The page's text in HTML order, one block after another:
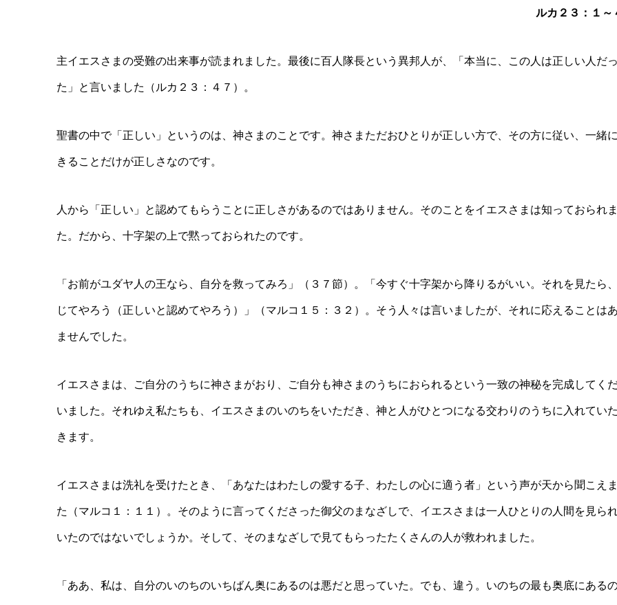
ルカ２３：１～
主イエスさまの受難の出来事が読まれました。最後に百人隊長という異邦人が、「本当に、この人は正しい人だっ
た」と言いました（ルカ２３：４７）。
聖書の中で「正しい」というのは、神さまのことです。神さまただおひとりが正しい方で、その方に従い、一緒
きることだけが正しさなのです。
人から「正しい」と認めてもらうことに正しさがあるのではありません。そのことをイエスさまは知っておられ
た。だから、十字架の上で黙っておられたのです。
「お前がユダヤ人の王なら、自分を救ってみろ」（３７節）。「今すぐ十字架から降りるがいい。それを見たら
じてやろう（正しいと認めてやろう）」（マルコ１５：３２）。そう人々は言いましたが、それに応えることは
ませんでした。
イエスさまは、ご自分のうちに神さまがおり、ご自分も神さまのうちにおられるという一致の神秘を完成してく
いました。それゆえ私たちも、イエスさまのいのちをいただき、神と人がひとつになる交わりのうちに入れてい
きます。
イエスさまは洗礼を受けたとき、「あなたはわたしの愛する子、わたしの心に適う者」という声が天から聞こえ
た（マルコ１：１１）。そのように言ってくださった御父のまなざしで、イエスさまは一人ひとりの人間を見ら
いたのではないでしょうか。そして、そのまなざしで見てもらったたくさんの人が救われました。
「ああ、私は、自分のいのちのいちばん奥にあるのは悪だと思っていた。でも、違う。いのちの最も奥底にある